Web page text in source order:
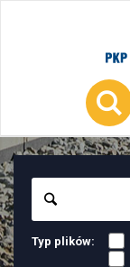
Typ plików: